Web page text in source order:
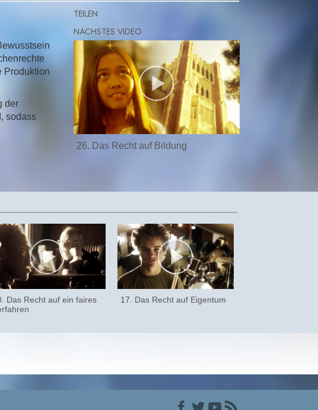
Produktion
der
sodass
TEILEN
26. Das Recht auf Bildung
Das Recht auf ein faires
17. Das Recht auf Eigentum